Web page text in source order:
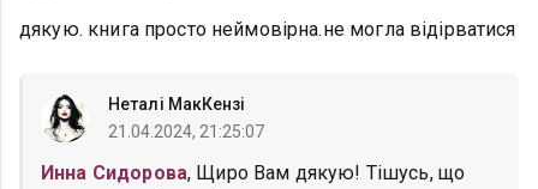
дякую. книга просто неймовірна.не могла відірватися
Неталі МакКензі
21.04.2024, 21:25:07
Инна Сидорова, Щиро Вам дякую! Тішусь, що